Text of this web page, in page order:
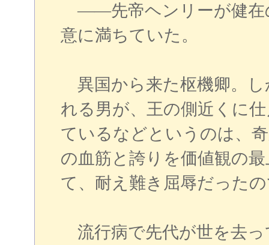
――先帝ヘンリーが健在
意に満ちていた。
異国から来た枢機卿。
れる男が、王の側近くに
ているなどというのは、
の血筋と誇りを価値観の
て、耐え難き屈辱だった
流行病で先代が世を去